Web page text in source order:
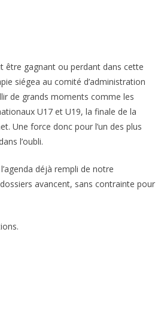
être gagnant ou perdant dans cette
siégea au comité d’administration
de grands moments comme les
U17 et U19, la finale de la
Une force donc pour l’un des plus
l’oubli.
déjà rempli de notre
avancent, sans contrainte pour